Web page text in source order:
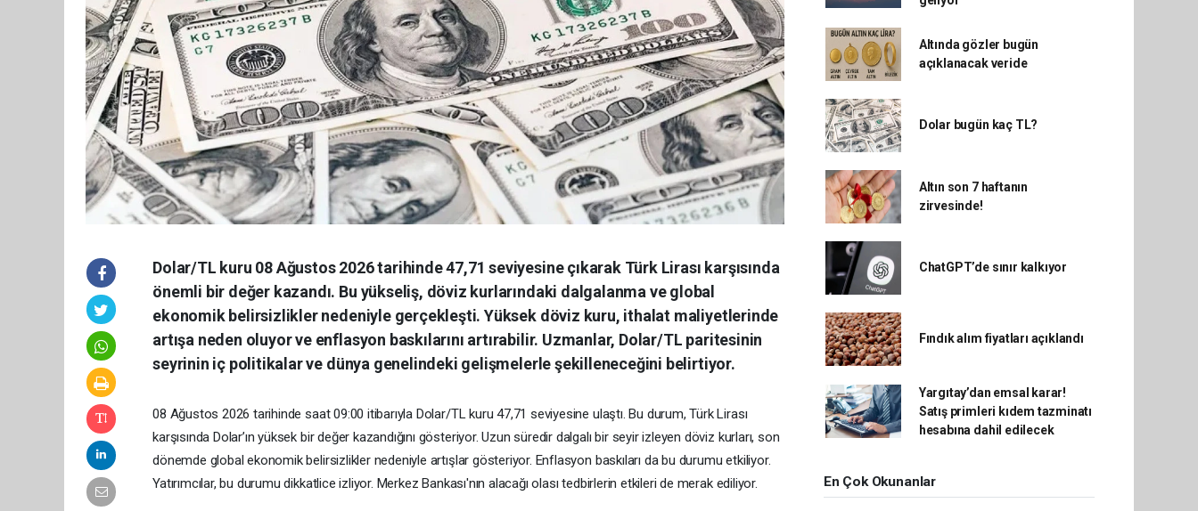
Dolar/TL kuru 08 Ağustos 2026 tarihinde 47,71 seviyesine çıkarak Türk Lirası karşısında
önemli bir değer kazandı. Bu yükseliş, döviz kurlarındaki dalgalanma ve global
ekonomik belirsizlikler nedeniyle gerçekleşti. Yüksek döviz kuru, ithalat maliyetlerinde
artışa neden oluyor ve enflasyon baskılarını artırabilir. Uzmanlar, Dolar/TL paritesinin
seyrinin iç politikalar ve dünya genelindeki gelişmelerle şekilleneceğini belirtiyor.
08 Ağustos 2026 tarihinde saat 09:00 itibarıyla Dolar/TL kuru 47,71 seviyesine ulaştı. Bu durum, Türk Lirası
karşısında Dolar’ın yüksek bir değer kazandığını gösteriyor. Uzun süredir dalgalı bir seyir izleyen döviz kurları, son
dönemde global ekonomik belirsizlikler nedeniyle artışlar gösteriyor. Enflasyon baskıları da bu durumu etkiliyor.
Yatırımcılar, bu durumu dikkatlice izliyor. Merkez Bankası'nın alacağı olası tedbirlerin etkileri de merak ediliyor.
Altında gözler bugün
açıklanacak veride
Dolar bugün kaç TL?
Altın son 7 haftanın
zirvesinde!
ChatGPT’de sınır kalkıyor
Fındık alım fiyatları açıklandı
Yargıtay’dan emsal karar!
Satış primleri kıdem tazminatı
hesabına dahil edilecek
En Çok Okunanlar